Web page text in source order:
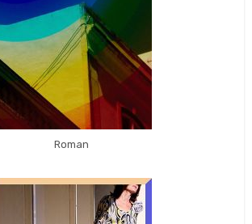
Roman